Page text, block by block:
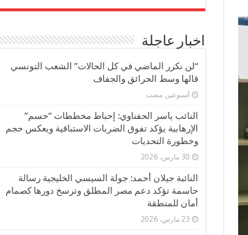
اخبار عاجلة
“لن نكرر الماضي في كل الحالات” الشعب التونسي
قالها وسط الحرائق والجفاف
‏أسبوعين مضت
النائب ياسر الحفناوي: إحباط مخططات “حسم”
الإرهابية يؤكد تفوق الضربات الاستباقية ويعكس حجم
وخطورة التحديات
30 مارس، 2026
النائبة جيلان أحمد: جولة السيسي الخليجية رسالة
حاسمة تؤكد دعم مصر المطلق وترسخ دورها كصمام
أمان للمنطقة
23 مارس، 2026